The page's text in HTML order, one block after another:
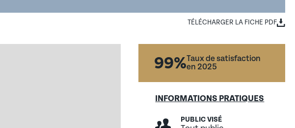
TÉLÉCHARGER LA FICHE PDF
99%Taux de satisfaction
en 2025
INFORMATIONS PRATIQUES
PUBLIC VISÉ